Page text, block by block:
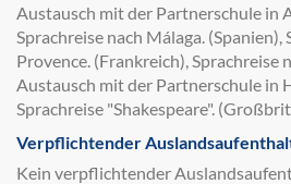
Austausch mit der Partnerschule in
Sprachreise nach Málaga. (Spanien),
Provence. (Frankreich), Sprachreise
Austausch mit der Partnerschule in
Sprachreise "Shakespeare".
Verpflichtender
Kein verpflichtender